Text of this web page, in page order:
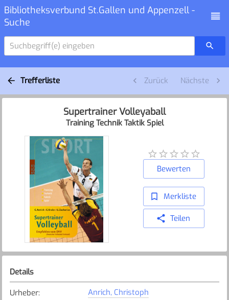
Bibliotheksverbund St.Gallen und Appenzell -
Suche
Suchbegriff(e) eingeben
Trefferliste Zurück Nächste
Supertrainer Volleyaball
Training Technik Taktik Spiel
Bewerten
Merkliste
Teilen
Details
Urheber:
Anrich, Christoph